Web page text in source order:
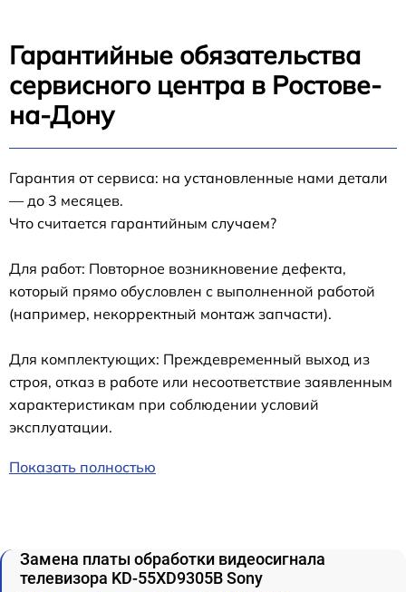
Гарантийные обязательства
сервисного центра в Ростове-
на-Дону
Гарантия от сервиса: на установленные нами детали
— до 3 месяцев.
Что считается гарантийным случаем?
Для работ: Повторное возникновение дефекта,
который прямо обусловлен с выполненной работой
(например, некорректный монтаж запчасти).
Для комплектующих: Преждевременный выход из
строя, отказ в работе или несоответствие заявленным
характеристикам при соблюдении условий
эксплуатации.
Показать полностью
Замена платы обработки видеосигнала
телевизора KD-55XD9305B Sony